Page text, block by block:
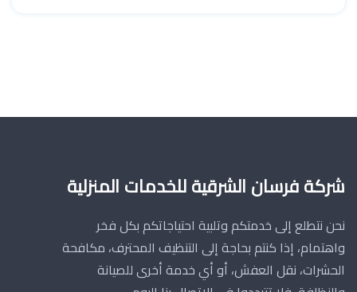
شركة فرسان الشرقية للخدمات المنزلية
نحن نتطلع إلى خدمتكم وتلبية احتياجاتكم بكل فخر
واهتمام، إذا كنتم بحاجة إلى التنظيف المحترف، مكافحة
الحشرات، نقل العفش، أو أي خدمة أخرى للصيانة